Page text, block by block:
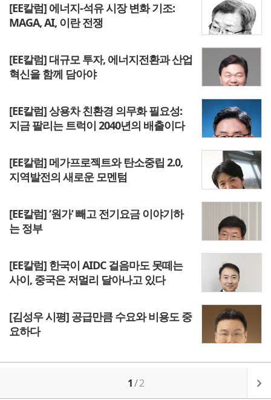
[EE칼럼] 에너지-석유 시장 변화 기조:
MAGA, AI, 이란 전쟁
[EE칼럼] 대규모 투자, 에너지전환과 산업
혁신을 함께 담아야
[EE칼럼] 상용차 친환경 의무화 필요성:
지금 팔리는 트럭이 2040년의 배출이다
[EE칼럼] 메가프로젝트와 탄소중립 2.0,
지역발전의 새로운 모멘텀
[EE칼럼] ‘원가’ 빼고 전기요금 이야기하
는 정부
[EE칼럼] 한국이 AIDC 걸음마도 못떼는
사이, 중국은 저멀리 달아나고 있다
[김성우 시평] 공급만큼 수요와 비용도 중
요하다
1/2